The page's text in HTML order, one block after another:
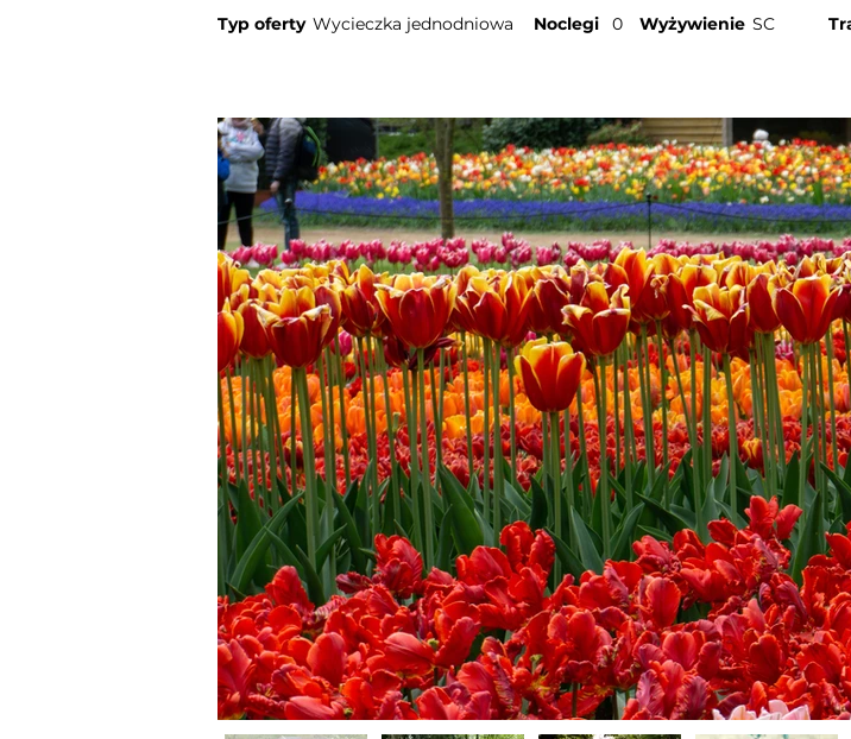
Typ oferty Wycieczka jednodniowa Noclegi 0 Wyżywienie SC